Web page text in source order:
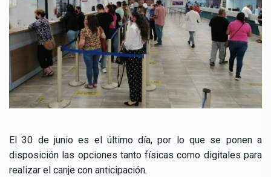
El 30 de junio es el último día, por lo que se ponen a
disposición las opciones tanto físicas como digitales para
realizar el canje con anticipación.